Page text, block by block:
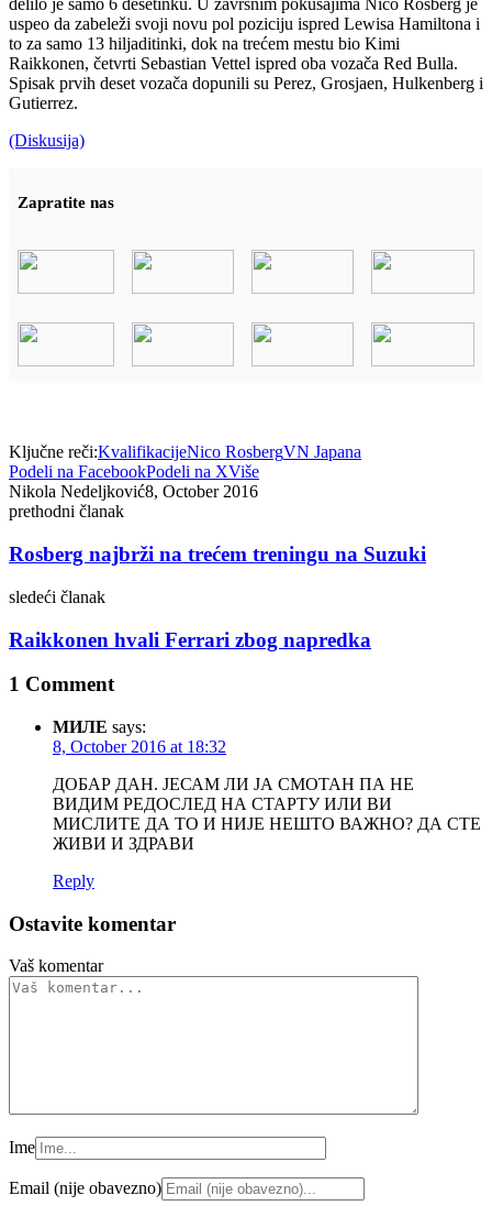
delilo je samo 6 desetinku. U završnim pokušajima Nico Rosberg je
uspeo da zabeleži svoji novu pol poziciju ispred Lewisa Hamiltona i
to za samo 13 hiljaditinki, dok na trećem mestu bio Kimi
Raikkonen, četvrti Sebastian Vettel ispred oba vozača Red Bulla.
Spisak prvih deset vozača dopunili su Perez, Grosjaen, Hulkenberg i
Gutierrez.
(Diskusija)
Zapratite nas
Ključne reči:KvalifikacijeNico RosbergVN Japana
Podeli na FacebookPodeli na XViše
Nikola Nedeljković8, October 2016
prethodni članak
Rosberg najbrži na trećem treningu na Suzuki
sledeći članak
Raikkonen hvali Ferrari zbog napredka
1 Comment
МИЛЕ says:
8, October 2016 at 18:32
ДОБАР ДАН. ЈЕСАМ ЛИ ЈА СМОТАН ПА НЕ
ВИДИМ РЕДОСЛЕД НА СТАРТУ ИЛИ ВИ
МИСЛИТЕ ДА ТО И НИЈЕ НЕШТО ВАЖНО? ДА СТЕ
ЖИВИ И ЗДРАВИ
Reply
Ostavite komentar
Vaš komentar
Ime
Email (nije obavezno)